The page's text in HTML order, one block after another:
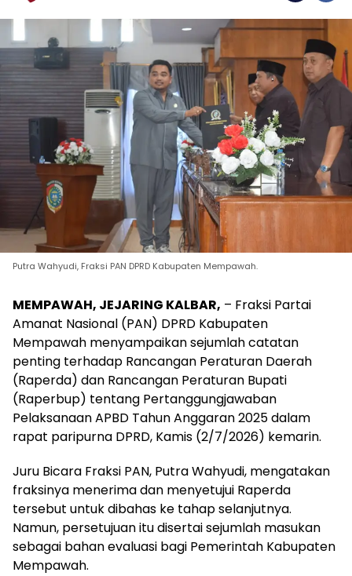
Putra Wahyudi, Fraksi PAN DPRD Kabupaten Mempawah.
MEMPAWAH, JEJARING KALBAR, – Fraksi Partai
Amanat Nasional (PAN) DPRD Kabupaten
Mempawah menyampaikan sejumlah catatan
penting terhadap Rancangan Peraturan Daerah
(Raperda) dan Rancangan Peraturan Bupati
(Raperbup) tentang Pertanggungjawaban
Pelaksanaan APBD Tahun Anggaran 2025 dalam
rapat paripurna DPRD, Kamis (2/7/2026) kemarin.
Juru Bicara Fraksi PAN, Putra Wahyudi, mengatakan
fraksinya menerima dan menyetujui Raperda
tersebut untuk dibahas ke tahap selanjutnya.
Namun, persetujuan itu disertai sejumlah masukan
sebagai bahan evaluasi bagi Pemerintah Kabupaten
Mempawah.